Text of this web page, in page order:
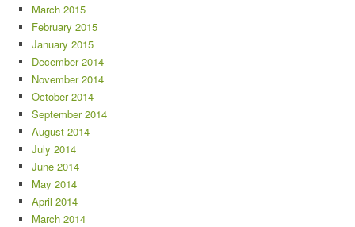
March 2015
February 2015
January 2015
December 2014
November 2014
October 2014
September 2014
August 2014
July 2014
June 2014
May 2014
April 2014
March 2014